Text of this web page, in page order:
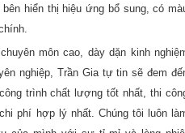
hiển thị hiệu ứng bổ sung, có
môn cao, dày dặn kinh
nghiệp, Trần Gia tự tinsẽ đem
trình chất lượng tốt nhất, thi
phí hợp lý nhất. Chúng tôi luôn